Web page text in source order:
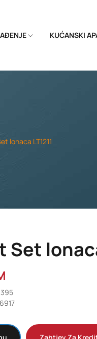
KUĆANSKI
lonaca LT1211
Set